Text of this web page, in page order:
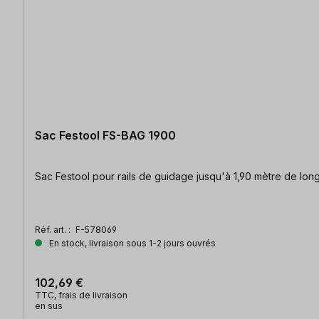
Sac Festool FS-BAG 1900
Sac Festool pour rails de guidage jusqu'à 1,90 mètre de
Réf. art. : F-578069
En stock, livraison sous 1-2 jours ouvrés
102,69 €
TTC, frais de livraison
en sus